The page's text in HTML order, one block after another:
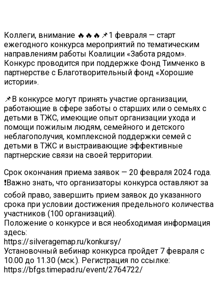
Коллеги, внимание 🔥🔥🔥📌1 февраля — старт
ежегодного конкурса мероприятий по тематическим
направлениям работы Коалиции «Забота рядом».
Конкурс проводится при поддержке Фонд Тимченко в
партнерстве с Благотворительный фонд «Хорошие
истории».
📌В конкурсе могут принять участие организации,
работающие в сфере заботы о старших или о семьях с
детьми в ТЖС, имеющие опыт организации ухода и
помощи пожилым людям, семейного и детского
неблагополучия, комплексной поддержки семей с
детьми в ТЖС и выстраивающие эффективные
партнерские связи на своей территории.
Срок окончания приема заявок — 20 февраля 2024 года.
❗Важно знать, что организаторы конкурса оставляют за
собой право, завершить прием заявок до указанного
срока при условии достижения предельного количества
участников (100 организаций).
Положение о конкурсе и вся необходимая информация
здесь:
https://silveragemap.ru/konkursy/
Установочный вебинар конкурса пройдет 7 февраля с
10.00 до 11.30 (мск.). Регистрация по ссылке:
https://bfgs.timepad.ru/event/2764722/